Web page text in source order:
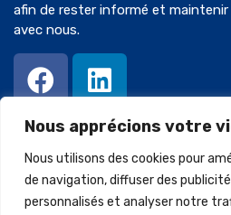
Nous apprécions votre
Nous utilisons des cookies pour
de navigation, diffuser des
personnalisés et analyser notre
afin de rester informé et maintenir
avec nous.